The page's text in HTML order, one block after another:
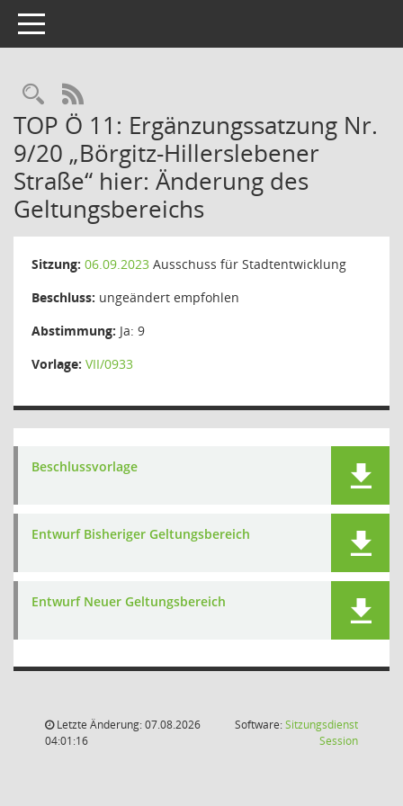
Toggle navigation
Rechercheauswahl
RSS-Feed
TOP Ö 11: Ergänzungssatzung Nr.
9/20 „Börgitz-Hillerslebener
Straße“ hier: Änderung des
Geltungsbereichs
Sitzung: 06.09.2023 Ausschuss für Stadtentwicklung
Beschluss: ungeändert empfohlen
Abstimmung: Ja: 9
Vorlage: VII/0933
Beschlussvorlage
Entwurf Bisheriger Geltungsbereich
Entwurf Neuer Geltungsbereich
Letzte Änderung: 07.08.2026
04:01:16
Software:Sitzungsdienst
Session(Wird in